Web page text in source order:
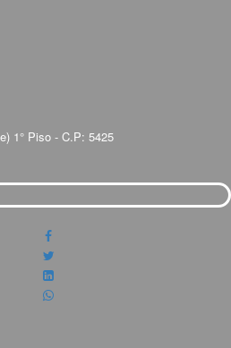
1° Piso - C.P: 5425